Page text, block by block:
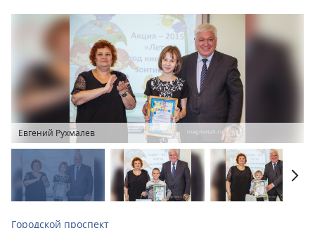
Городской проспект
Евгений Рухмалев